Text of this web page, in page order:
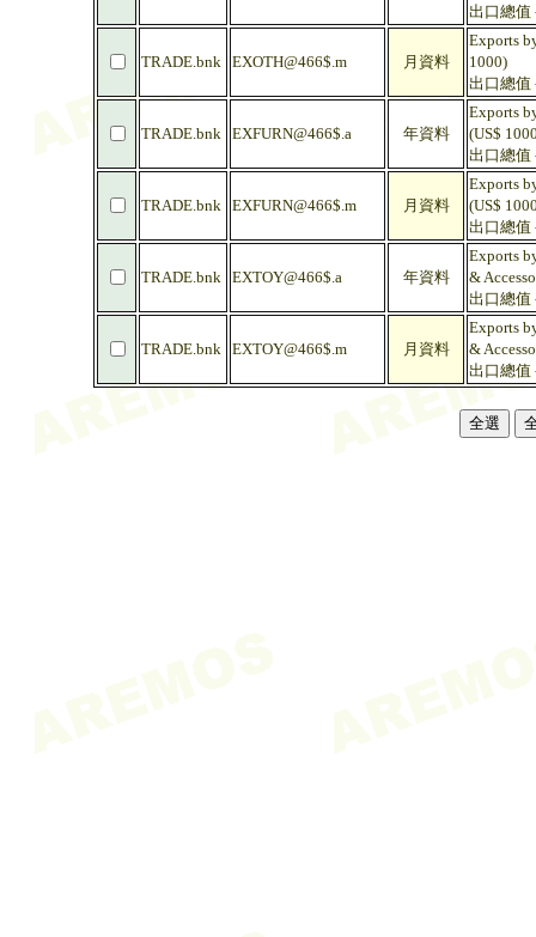
出口總值
TRADE.bnk EXOTH@466$.m 月資料
Exports
1000)
出口總值
TRADE.bnk EXFURN@466$.a 年資料
Exports
(US$
出口總值
TRADE.bnk EXFURN@466$.m 月資料
Exports
(US$
出口總值
TRADE.bnk EXTOY@466$.a 年資料
Exports
&
出口總值
TRADE.bnk EXTOY@466$.m 月資料
Exports
&
出口總值